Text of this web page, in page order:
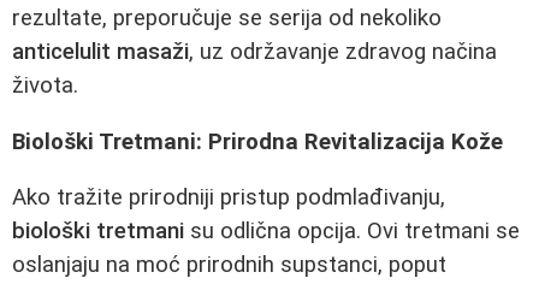
rezultate, preporučuje se serija od nekoliko
anticelulit masaži, uz održavanje zdravog načina
života.
Biološki Tretmani: Prirodna Revitalizacija Kože
Ako tražite prirodniji pristup podmlađivanju,
biološki tretmani su odlična opcija. Ovi tretmani se
oslanjaju na moć prirodnih supstanci, poput